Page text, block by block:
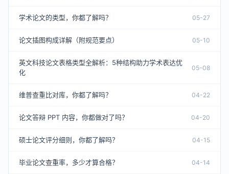
学术论文的类型，你都了解吗？ 05-27
论文插图构成详解（附规范要点） 05-10
英文科技论文表格类型全解析：5种结构助力学术表达优
化
05-08
维普查重比对库，你都了解吗？ 04-22
论文答辩 PPT 内容，你都做对了吗？ 04-20
硕士论文评分细则，你都了解吗？ 04-15
毕业论文查重率，多少才算合格？ 04-14